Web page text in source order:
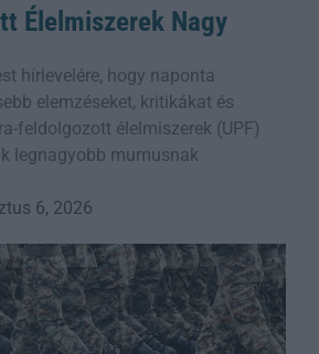
Élelmiszerek Nagy
hírlevelére, hogy naponta
elemzéseket, kritikákat és
feldolgozott élelmiszerek (UPF)
legnagyobb mumusnak
6, 2026